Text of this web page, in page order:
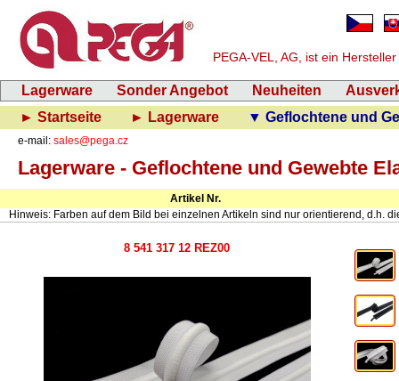
PEGA-VEL, AG, ist ein
Lagerware Sonder Angebot Neuheiten
► Startseite
► Lagerware ▼ Geflochtene und
e-mail: sales@pega.cz
Lagerware - Geflochtene und Gewebte
Artikel Nr.
Hinweis: Farben auf dem Bild bei einzelnen Artikeln sind nur orientierend, d.h.
8 541 317 12 REZ00